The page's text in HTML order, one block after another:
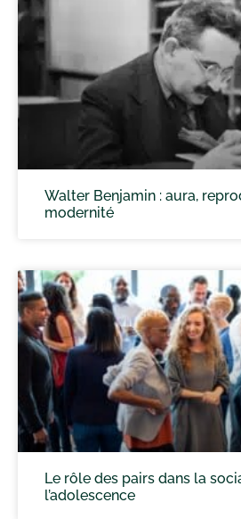
Walter Benjamin : aura,
modernité
Le rôle des pairs dans la
l’adolescence